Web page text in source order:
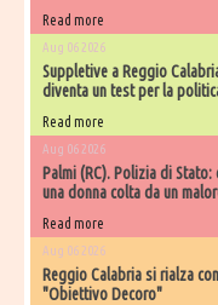
Read more
Aug 06 2026
Suppletive a Reggio
diventa un test per la
Read more
Aug 06 2026
Palmi (RC). Polizia di
una donna colta da un
Read more
Aug 06 2026
Reggio Calabria si rialza
"Obiettivo Decoro"